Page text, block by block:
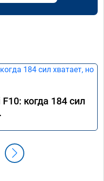
когда 184 сил